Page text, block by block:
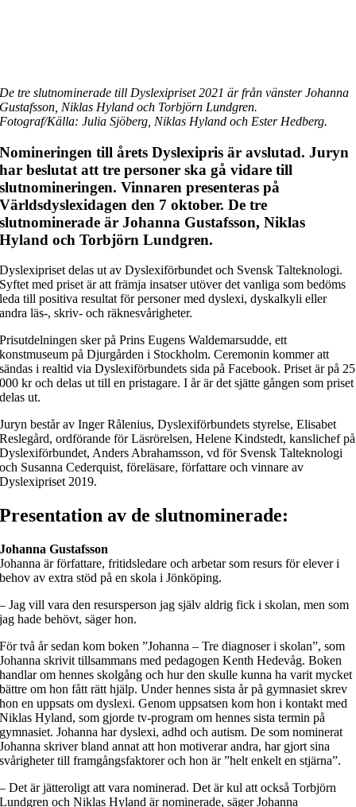
De tre slutnominerade till Dyslexipriset 2021 är från vänster Johanna
Gustafsson, Niklas Hyland och Torbjörn Lundgren.
Fotograf/Källa: Julia Sjöberg, Niklas Hyland och Ester Hedberg.
Nomineringen till årets Dyslexipris är avslutad. Juryn
har beslutat att tre personer ska gå vidare till
slutnomineringen. Vinnaren presenteras på
Världsdyslexidagen den 7 oktober. De tre
slutnominerade är Johanna Gustafsson, Niklas
Hyland och Torbjörn Lundgren.
Dyslexipriset delas ut av Dyslexiförbundet och Svensk Talteknologi.
Syftet med priset är att främja insatser utöver det vanliga som bedöms
leda till positiva resultat för personer med dyslexi, dyskalkyli eller
andra läs-, skriv- och räknesvårigheter.
Prisutdelningen sker på Prins Eugens Waldemarsudde, ett
konstmuseum på Djurgården i Stockholm. Ceremonin kommer att
sändas i realtid via Dyslexiförbundets sida på Facebook. Priset är på 25
000 kr och delas ut till en pristagare. I år är det sjätte gången som priset
delas ut.
Juryn består av Inger Rålenius, Dyslexiförbundets styrelse, Elisabet
Reslegård, ordförande för Läsrörelsen, Helene Kindstedt, kanslichef på
Dyslexiförbundet, Anders Abrahamsson, vd för Svensk Talteknologi
och Susanna Cederquist, föreläsare, författare och vinnare av
Dyslexipriset 2019.
Presentation av de slutnominerade:
Johanna Gustafsson
Johanna är författare, fritidsledare och arbetar som resurs för elever i
behov av extra stöd på en skola i Jönköping.
– Jag vill vara den resursperson jag själv aldrig fick i skolan, men som
jag hade behövt, säger hon.
För två år sedan kom boken ”Johanna – Tre diagnoser i skolan”, som
Johanna skrivit tillsammans med pedagogen Kenth Hedevåg. Boken
handlar om hennes skolgång och hur den skulle kunna ha varit mycket
bättre om hon fått rätt hjälp. Under hennes sista år på gymnasiet skrev
hon en uppsats om dyslexi. Genom uppsatsen kom hon i kontakt med
Niklas Hyland, som gjorde tv-program om hennes sista termin på
gymnasiet. Johanna har dyslexi, adhd och autism. De som nominerat
Johanna skriver bland annat att hon motiverar andra, har gjort sina
svårigheter till framgångsfaktorer och hon är ”helt enkelt en stjärna”.
– Det är jätteroligt att vara nominerad. Det är kul att också Torbjörn
Lundgren och Niklas Hyland är nominerade, säger Johanna